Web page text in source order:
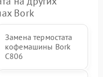
Bork
Замена термостата
кофемашины Bork
C806